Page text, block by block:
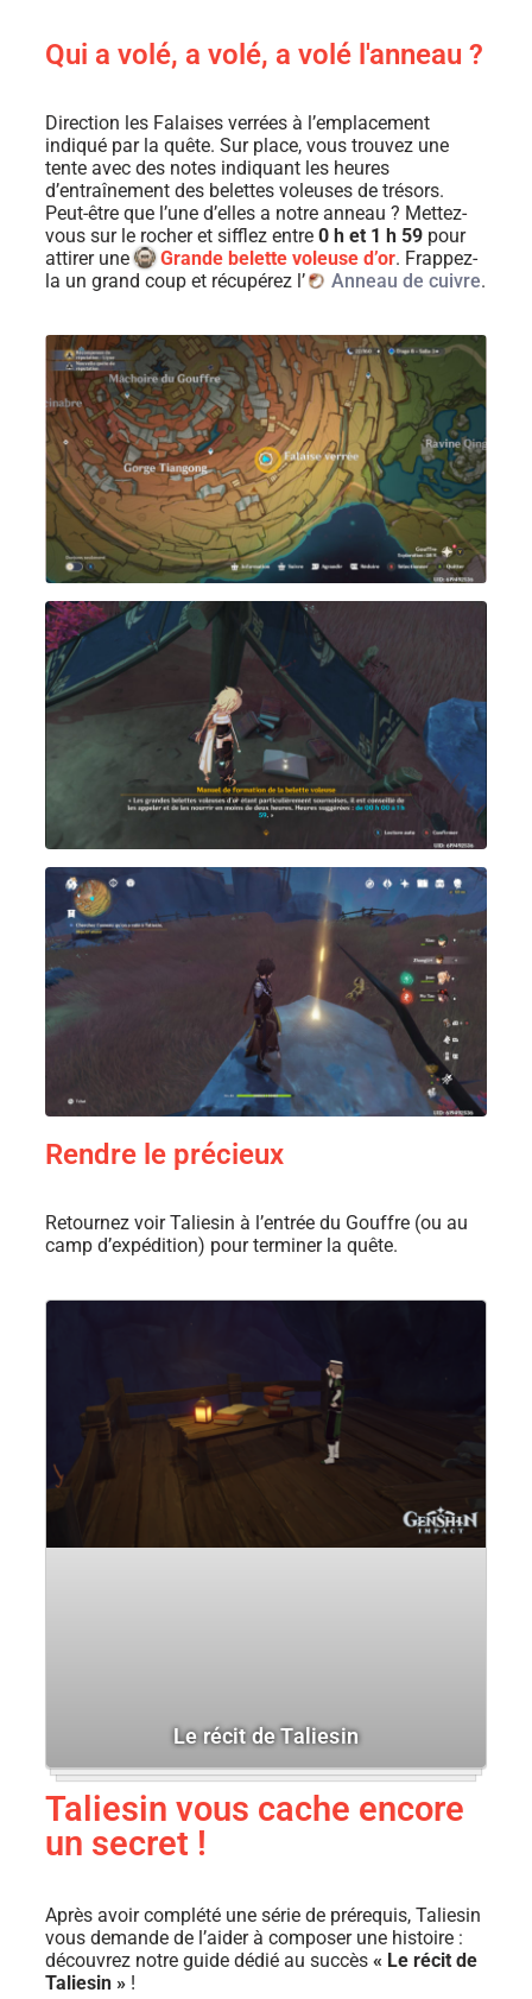
Qui a volé, a volé, a volé l'anneau ?
Direction les Falaises verrées à l’emplacement
indiqué par la quête. Sur place, vous trouvez une
tente avec des notes indiquant les heures
d’entraînement des belettes voleuses de trésors.
Peut-être que l’une d’elles a notre anneau ? Mettez-
vous sur le rocher et sifflez entre 0 h et 1 h 59 pour
attirer une
Grande belette voleuse d’or. Frappez-
la un grand coup et récupérez l’
Anneau de cuivre.
Rendre le précieux
Retournez voir Taliesin à l’entrée du Gouffre (ou au
camp d’expédition) pour terminer la quête.
Le récit de Taliesin
Taliesin vous cache encore
un secret !
Après avoir complété une série de prérequis, Taliesin
vous demande de l’aider à composer une histoire :
découvrez notre guide dédié au succès « Le récit de
Taliesin » !